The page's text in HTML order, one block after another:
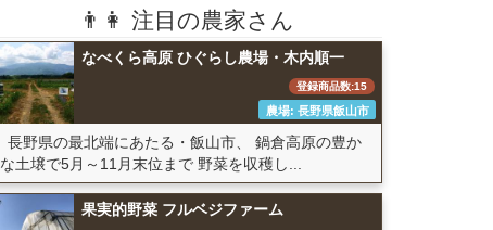
👨👩 注目の農家さん
なべくら高原 ひぐらし農場・木内順一
登録商品数:15
農場: 長野県飯山市
長野県の最北端にあたる・飯山市、 鍋倉高原の豊か
な土壌で5月～11月末位まで 野菜を収穫し...
果実的野菜 フルベジファーム